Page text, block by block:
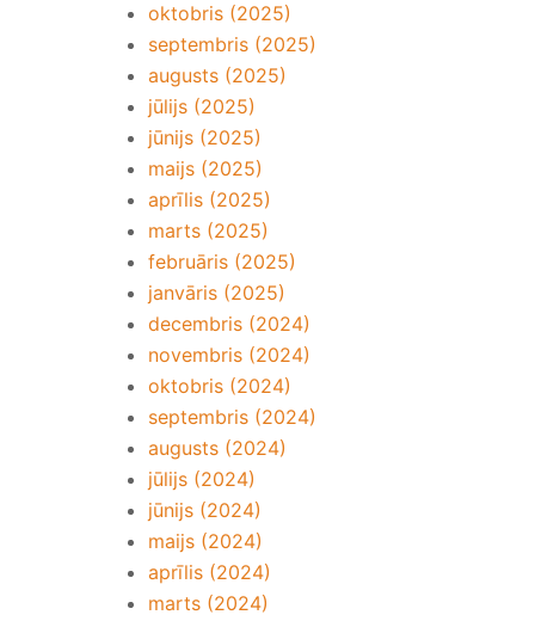
oktobris (2025)
septembris (2025)
augusts (2025)
jūlijs (2025)
jūnijs (2025)
maijs (2025)
aprīlis (2025)
marts (2025)
februāris (2025)
janvāris (2025)
decembris (2024)
novembris (2024)
oktobris (2024)
septembris (2024)
augusts (2024)
jūlijs (2024)
jūnijs (2024)
maijs (2024)
aprīlis (2024)
marts (2024)